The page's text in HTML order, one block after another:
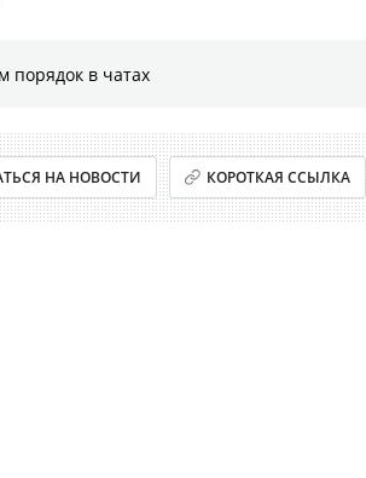
порядок в чатах
НА НОВОСТИ КОРОТКАЯ ССЫЛКА